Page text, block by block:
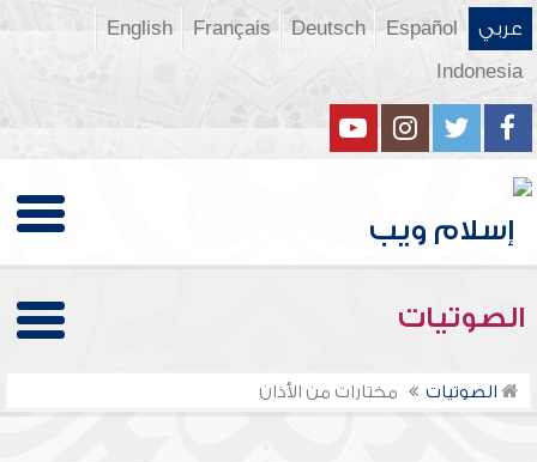
عربي Español
Deutsch
Français
English
Indonesia
الصوتيات
الصوتيات مختارات من الأذان